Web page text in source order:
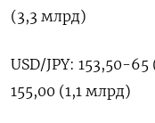
(3,3 млрд)
USD/JPY: 153,50-
155,00 (1,1 млрд)